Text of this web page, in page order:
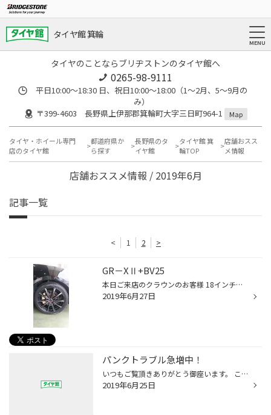
タイヤ館 箕輪
タイヤのことならブリヂストンのタイヤ館へ
0265-98-9111
平日10:00～18:30 日、祝日10:00～18:00（1～2月、5～9月の
み）
〒399-4603 長野県上伊那郡箕輪町大字三日町964-1
Map
タイヤ・ホイール専門
店のタイヤ館
都道府県か
ら探す
長野県のタ
イヤ館
タイヤ館 箕
輪TOP
店舗おスス
メ情報
店舗おススメ情報 / 2019年6月
記事一覧
< 1 2 >
GR－XⅡ+BV25
本日ご来店のクラウンのお客様 18インチのホイールセットご購入頂きましたヽ(^。^)ノ ブラッククリアを纏ったビックキャリパー対応モデル！！赤いジュラルミンのロックナットでアクセントに(^o^) カッコイイですね～！！同時にスタッドレスタイヤのご成約も頂きました！！ 冬タイヤをご成約のお客様...
2019年6月27日
パンクトラブル急増中！
いつもご覧頂きありがとう御座います。 ここ最近、ご来店のお客さまで多い理由が『パンク』でのご来店です。 その殆どが異物が刺さっているのに気付かずに走行してしまいタイヤ内部まで破損し修理が出来ない状態！ というものでした。 ゲリラ豪雨のように急激に大量の降雨があった後はＵ字溝が水を...
2019年6月25日